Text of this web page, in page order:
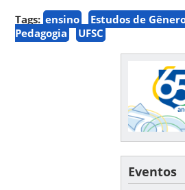
Tags: ensino Estudos de
Pedagogia
UFSC
Eventos